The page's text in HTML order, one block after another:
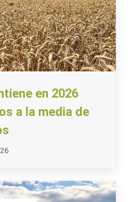
en 2026
a la media de